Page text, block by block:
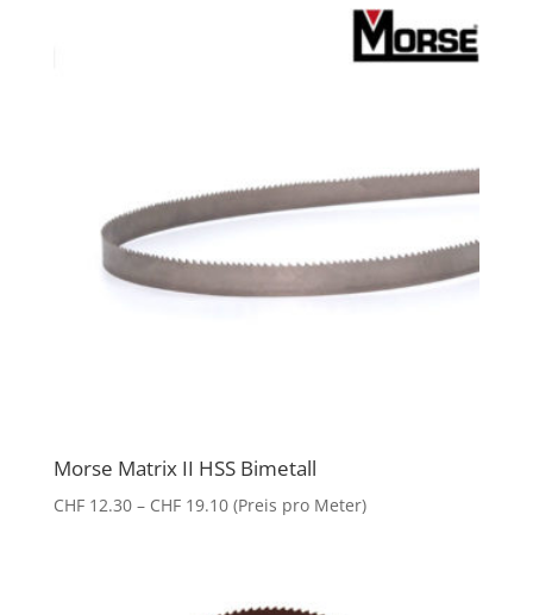
Morse Matrix II HSS Bimetall
CHF12.30 – CHF19.10Preisspanne:
(Preis pro Meter)